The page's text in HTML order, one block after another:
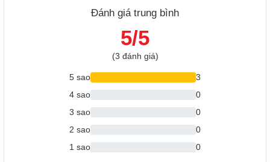
Cảm Nhận Màu Sắc Chân Thực Trong Khung Hình 4K
Bộ Xử Lý Crystal 4K
- Nâng cấp mọi nội dung bạn yêu
Đánh giá trung bình
5/5
(3 đánh giá)
5 sao
3
4 sao
0
3 sao
0
2 sao
0
1 sao
0